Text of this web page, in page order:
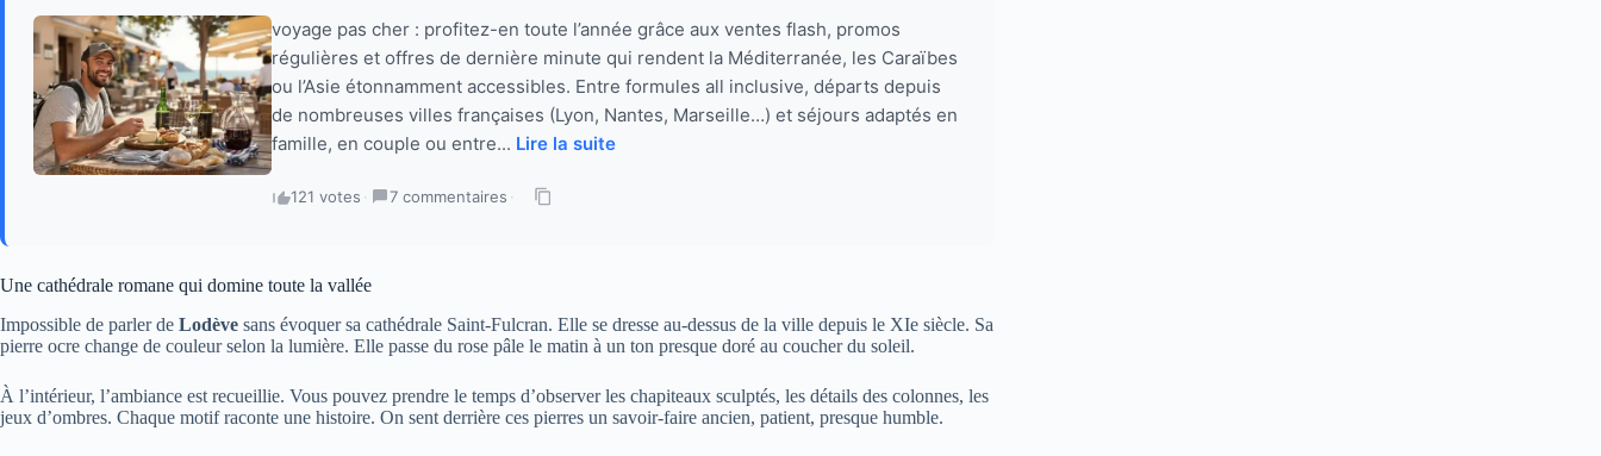
voyage pas cher : profitez-en toute l’année grâce aux ventes flash, promos
régulières et offres de dernière minute qui rendent la Méditerranée, les Caraïbes
ou l’Asie étonnamment accessibles. Entre formules all inclusive, départs depuis
de nombreuses villes françaises (Lyon, Nantes, Marseille…) et séjours adaptés en
famille, en couple ou entre... Lire la suite
121 votes · 7 commentaires ·
Une cathédrale romane qui domine toute la vallée
Impossible de parler de Lodève sans évoquer sa cathédrale Saint-Fulcran. Elle se dresse au-dessus de la ville depuis le XIe siècle. Sa
pierre ocre change de couleur selon la lumière. Elle passe du rose pâle le matin à un ton presque doré au coucher du soleil.
À l’intérieur, l’ambiance est recueillie. Vous pouvez prendre le temps d’observer les chapiteaux sculptés, les détails des colonnes, les
jeux d’ombres. Chaque motif raconte une histoire. On sent derrière ces pierres un savoir-faire ancien, patient, presque humble.